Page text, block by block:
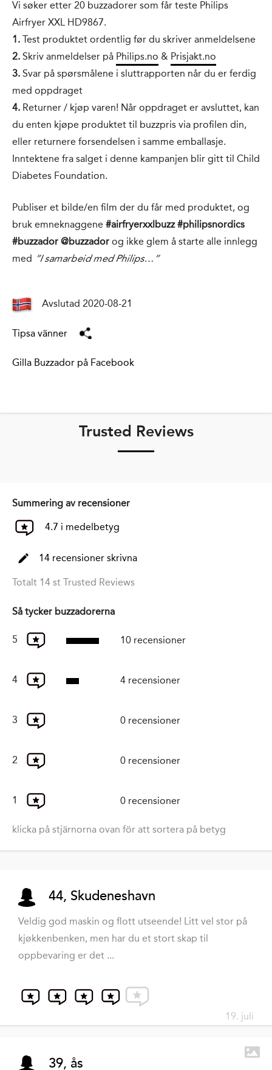
Vi søker etter 20 buzzadorer som får teste Philips
Airfryer XXL HD9867.
1. Test produktet ordentlig før du skriver anmeldelsene
2. Skriv anmeldelser på Philips.no & Prisjakt.no
3. Svar på spørsmålene i sluttrapporten når du er ferdig
med oppdraget
4. Returner / kjøp varen! Når oppdraget er avsluttet, kan
du enten kjøpe produktet til buzzpris via profilen din,
eller returnere forsendelsen i samme emballasje.
Inntektene fra salget i denne kampanjen blir gitt til Child
Diabetes Foundation.
Publiser et bilde/en film der du får med produktet, og
bruk emneknaggene #airfryerxxlbuzz #philipsnordics
#buzzador @buzzador og ikke glem å starte alle innlegg
med ”I samarbeid med Philips…”
Avslutad 2020-08-21
Tipsa vänner
Gilla Buzzador på Facebook
Trusted Reviews
Summering av recensioner
4.7 i medelbetyg
14 recensioner skrivna
Totalt 14 st Trusted Reviews
Så tycker buzzadorerna
5 10 recensioner
4 4 recensioner
3 0 recensioner
2 0 recensioner
1 0 recensioner
klicka på stjärnorna ovan för att sortera på betyg
44, Skudeneshavn
Veldig god maskin og flott utseende! Litt vel stor på
kjøkkenbenken, men har du et stort skap til
oppbevaring er det ...
19. juli
39, ås